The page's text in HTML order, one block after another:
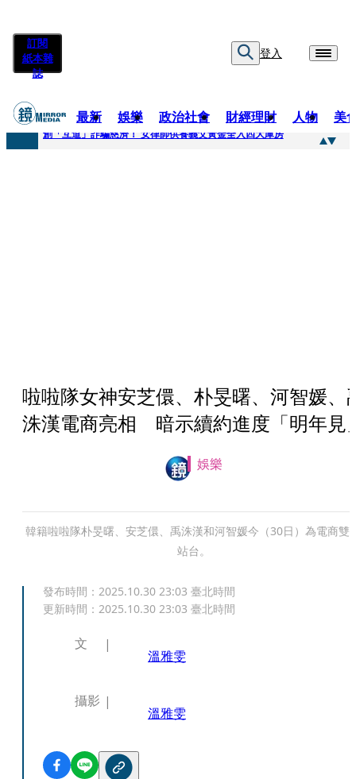
訂閱
紙本雜
誌
登入
最新 娛樂 政治社會 財經理財 人物 美
快訊
創「互道」詐騙慈濟！ 女律師供養義父黃金全入四大庫房
啦啦隊女神安芝儇、朴旻曙、河智媛、
洙漢電商亮相 暗示續約進度「明年見
娛樂
韓籍啦啦隊朴旻曙、安芝儇、禹洙漢和河智媛今（30日）為電商雙
站台。
發布時間： 2025.10.30 23:03 臺北時間
更新時間： 2025.10.30 23:03 臺北時間
文
溫雅雯
攝影
溫雅雯